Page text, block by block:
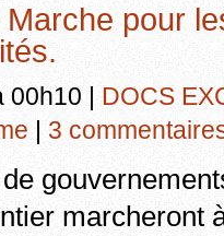
pour
00h10 | DOCS
| 3
marcheront